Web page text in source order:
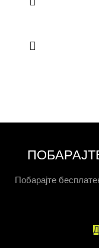
Побарајте